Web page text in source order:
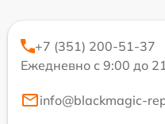
+7 (351) 200-51-37
Ежедневно с 9:00 до
info@blackmagic-